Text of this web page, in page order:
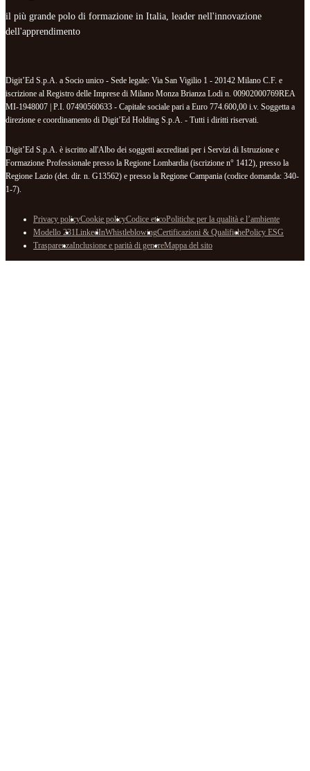
il più grande polo di formazione in Italia, leader nell'innovazione
dell'apprendimento
Digit’Ed S.p.A. a Socio unico - Sede legale: Via San Vigilio 1 - 20142 Milano C.F. e
iscrizione al Registro delle Imprese di Milano Monza Brianza Lodi n. 00902000769REA
MI-1948007 | P.I. 07490560633 - Capitale sociale pari a Euro 774.600,00 i.v. Soggetta a
direzione e coordinamento di Digit’Ed Holding S.p.A. - Tutti i diritti riservati.
Digit’Ed S.p.A. è iscritto all'Albo dei soggetti accreditati per i Servizi di Istruzione e
Formazione Professionale presso la Regione Lombardia (iscrizione n° 1412), presso la
Regione Lazio (det. dir. n. G13562) e presso la Regione Campania (codice domanda: 340-
1-7).
Privacy policyCookie policyCodice eticoPolitiche per la qualità e l’ambiente
Modello 231LinkedInWhistleblowingCertificazioni & QualifichePolicy ESG
TrasparenzaInclusione e parità di genereMappa del sito